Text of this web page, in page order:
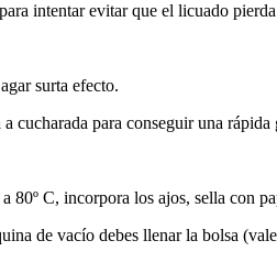
intentar evitar que el licuado
surta efecto.
cucharada para conseguir una
80º C, incorpora los ajos, sella con
de vacío debes llenar la bolsa